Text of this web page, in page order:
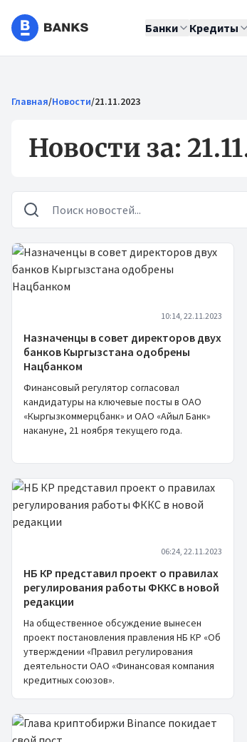
Банки Кредиты
Главная/Новости/21.11.2023
Новости за:
Новости
10:14, 22.11.2023
Назначенцы в совет директоров двух
банков Кыргызстана одобрены
Нацбанком
Финансовый регулятор согласовал
кандидатуры на ключевые посты в ОАО
«Кыргызкоммерцбанк» и ОАО «Айыл Банк»
накануне, 21 ноября текущего года.
06:24, 22.11.2023
НБ КР представил проект о правилах
регулирования работы ФККС в новой
редакции
На общественное обсуждение вынесен
проект постановления правления НБ КР «Об
утверждении «Правил регулирования
деятельности ОАО «Финансовая компания
кредитных союзов».